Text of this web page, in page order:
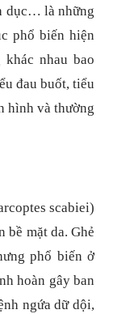
dục… là những
phổ biến hiện
nhau bao
đau buốt, tiểu
hình và thường
scabiei)
bề mặt da. Ghẻ
phổ biến ở
hoàn gây ban
ngứa dữ dội,